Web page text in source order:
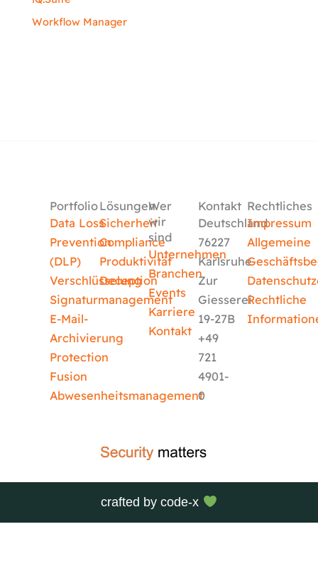
Workflow Manager
Portfolio
Data Loss
Prevention
(DLP)
Verschlüsselung
Signaturmanagement
E-Mail-
Archivierung
Protection
Fusion
Abwesenheitsmanagement
Lösungen
Sicherheit
Compliance
Produktivität
Deception
Wer
wir
sind
Unternehmen
Branchen
Events
Karriere
Kontakt
Kontakt
Deutschland
76227
Karlsruhe
Zur
Giesserei
19-27B
+49
721
4901-
0
Rechtliches
Impressum
Allgemeine
Rechtliche
crafted bycode-x